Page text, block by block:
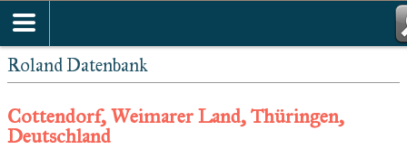
Roland Datenbank
Cottendorf, Weimarer Land, Thüringen,
Deutschland